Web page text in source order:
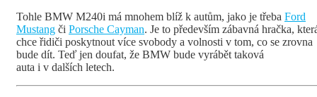
Tohle BMW M240i má mnohem blíž k autům, jako je třeba Ford
Mustang či Porsche Cayman. Je to především zábavná hračka,
chce řidiči poskytnout více svobody a volnosti v tom, co se zrovna
bude dít. Teď jen doufat, že BMW bude vyrábět taková
auta i v dalších letech.